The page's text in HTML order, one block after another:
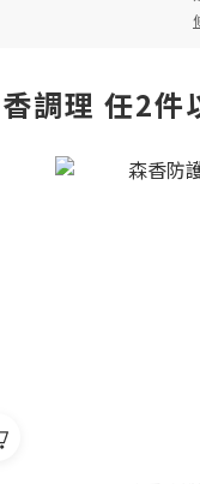
調理 任2件